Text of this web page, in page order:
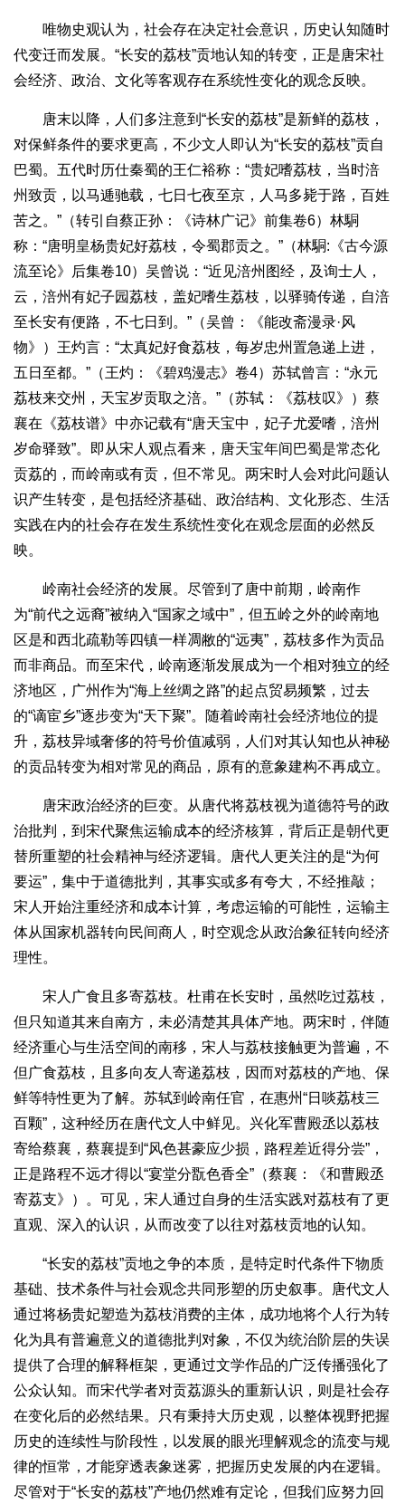
唯物史观认为，社会存在决定社会意识，历史认知随时
代变迁而发展。“长安的荔枝”贡地认知的转变，正是唐宋社
会经济、政治、文化等客观存在系统性变化的观念反映。
唐末以降，人们多注意到“长安的荔枝”是新鲜的荔枝，
对保鲜条件的要求更高，不少文人即认为“长安的荔枝”贡自
巴蜀。五代时历仕秦蜀的王仁裕称：“贵妃嗜荔枝，当时涪
州致贡，以马逓驰载，七日七夜至京，人马多毙于路，百姓
苦之。”（转引自蔡正孙：《诗林广记》前集卷6）林駧
称：“唐明皇杨贵妃好荔枝，令蜀郡贡之。”（林駧:《古今源
流至论》后集卷10）吴曾说：“近见涪州图经，及询士人，
云，涪州有妃子园荔枝，盖妃嗜生荔枝，以驿骑传递，自涪
至长安有便路，不七日到。”（吴曾：《能改斋漫录·风
物》）王灼言：“太真妃好食荔枝，每岁忠州置急递上进，
五日至都。”（王灼：《碧鸡漫志》卷4）苏轼曾言：“永元
荔枝来交州，天宝岁贡取之涪。”（苏轼：《荔枝叹》）蔡
襄在《荔枝谱》中亦记载有“唐天宝中，妃子尤爱嗜，涪州
岁命驿致”。即从宋人观点看来，唐天宝年间巴蜀是常态化
贡荔的，而岭南或有贡，但不常见。两宋时人会对此问题认
识产生转变，是包括经济基础、政治结构、文化形态、生活
实践在内的社会存在发生系统性变化在观念层面的必然反
映。
岭南社会经济的发展。尽管到了唐中前期，岭南作
为“前代之远裔”被纳入“国家之域中”，但五岭之外的岭南地
区是和西北疏勒等四镇一样凋敝的“远夷”，荔枝多作为贡品
而非商品。而至宋代，岭南逐渐发展成为一个相对独立的经
济地区，广州作为“海上丝绸之路”的起点贸易频繁，过去
的“谪宦乡”逐步变为“天下聚”。随着岭南社会经济地位的提
升，荔枝异域奢侈的符号价值减弱，人们对其认知也从神秘
的贡品转变为相对常见的商品，原有的意象建构不再成立。
唐宋政治经济的巨变。从唐代将荔枝视为道德符号的政
治批判，到宋代聚焦运输成本的经济核算，背后正是朝代更
替所重塑的社会精神与经济逻辑。唐代人更关注的是“为何
要运”，集中于道德批判，其事实或多有夸大，不经推敲；
宋人开始注重经济和成本计算，考虑运输的可能性，运输主
体从国家机器转向民间商人，时空观念从政治象征转向经济
理性。
宋人广食且多寄荔枝。杜甫在长安时，虽然吃过荔枝，
但只知道其来自南方，未必清楚其具体产地。两宋时，伴随
经济重心与生活空间的南移，宋人与荔枝接触更为普遍，不
但广食荔枝，且多向友人寄递荔枝，因而对荔枝的产地、保
鲜等特性更为了解。苏轼到岭南任官，在惠州“日啖荔枝三
百颗”，这种经历在唐代文人中鲜见。兴化军曹殿丞以荔枝
寄给蔡襄，蔡襄提到“风色甚豪应少损，路程差近得分尝”，
正是路程不远才得以“宴堂分翫色香全”（蔡襄：《和曹殿丞
寄荔支》）。可见，宋人通过自身的生活实践对荔枝有了更
直观、深入的认识，从而改变了以往对荔枝贡地的认知。
“长安的荔枝”贡地之争的本质，是特定时代条件下物质
基础、技术条件与社会观念共同形塑的历史叙事。唐代文人
通过将杨贵妃塑造为荔枝消费的主体，成功地将个人行为转
化为具有普遍意义的道德批判对象，不仅为统治阶层的失误
提供了合理的解释框架，更通过文学作品的广泛传播强化了
公众认知。而宋代学者对贡荔源头的重新认识，则是社会存
在变化后的必然结果。只有秉持大历史观，以整体视野把握
历史的连续性与阶段性，以发展的眼光理解观念的流变与规
律的恒常，才能穿透表象迷雾，把握历史发展的内在逻辑。
尽管对于“长安的荔枝”产地仍然难有定论，但我们应努力回